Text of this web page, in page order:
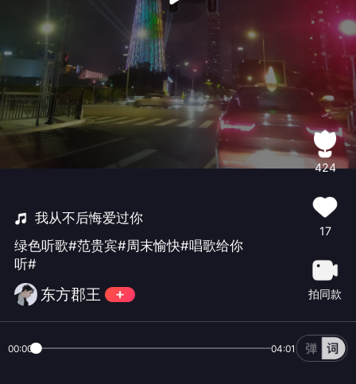
我从不后悔爱过你
绿色听歌#范贵宾#周末愉快#唱歌给你
听#
东方郡王
424
17
拍同款
00:00 04:01